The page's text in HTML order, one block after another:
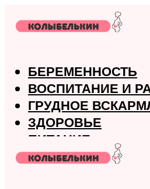
БЕРЕМЕННОСТЬ
ВОСПИТАНИЕ И
ГРУДНОЕ
ЗДОРОВЬЕ
ПИТАНИЕ
РОДЫ